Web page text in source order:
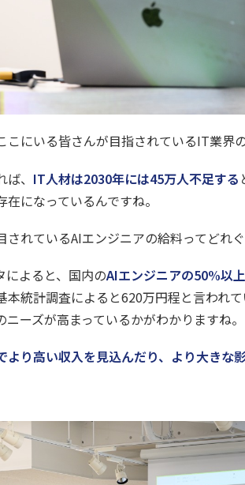
こにいる皆さんが目指されているIT業界
、 IT人材は2030年には45万人不足する
になっているんですね。
されているAIエンジニアの給料ってどれ
よると、国内のAIエンジニアの50%以
本統計調査によると620万円程と言われ
ーズが高まっているかがわかりますね。
より高い収入を見込んだり、より大き